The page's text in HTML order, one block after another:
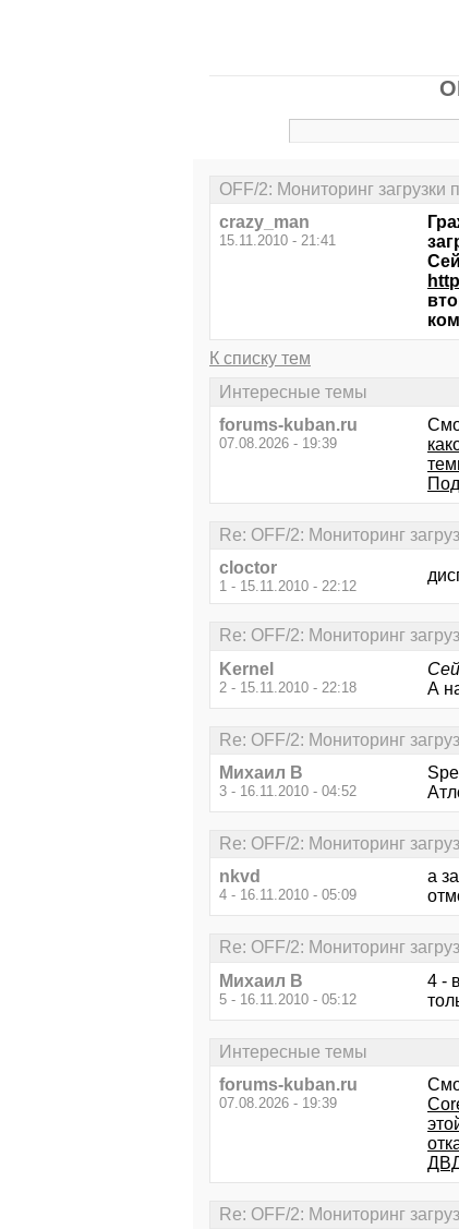
OFF/2: Мониторинг загрузки
crazy_man
15.11.2010 - 21:41
К списку тем
Интересные темы
forums-kuban.ru
07.08.2026 - 19:39
Re: OFF/2: Мониторинг
cloctor
1 - 15.11.2010 - 22:12
Re: OFF/2: Мониторинг
Kernel
2 - 15.11.2010 - 22:18
А
Re: OFF/2: Мониторинг
Михаил В
3 - 16.11.2010 - 04:52
Re: OFF/2: Мониторинг
nkvd
4 - 16.11.2010 - 05:09
а
Re: OFF/2: Мониторинг
Михаил В
5 - 16.11.2010 - 05:12
4 -
Интересные темы
forums-kuban.ru
07.08.2026 - 19:39
Re: OFF/2: Мониторинг